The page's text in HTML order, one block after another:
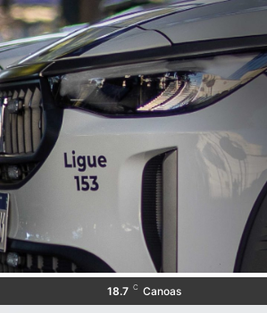
18.7 C Canoas